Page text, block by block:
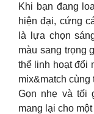
Khi bạn đang
hiện đại, cứng
là lựa chọn
màu sang trọng
thể linh hoạt
mix&match cùng
Gọn nhẹ và tối
mang lại cho